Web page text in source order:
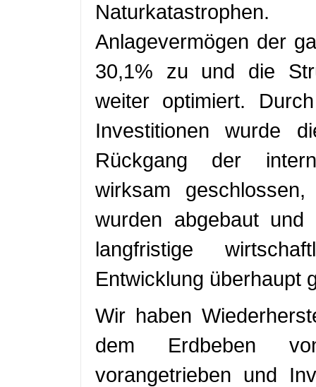
Anlagevermögen der
30,1% zu und die
weiter optimiert.
Investitionen wurde
Rückgang der
wirksam
wurden abgebaut
langfristige
Entwicklung überhaupt
Wir haben
dem Erdbeben
vorangetrieben und